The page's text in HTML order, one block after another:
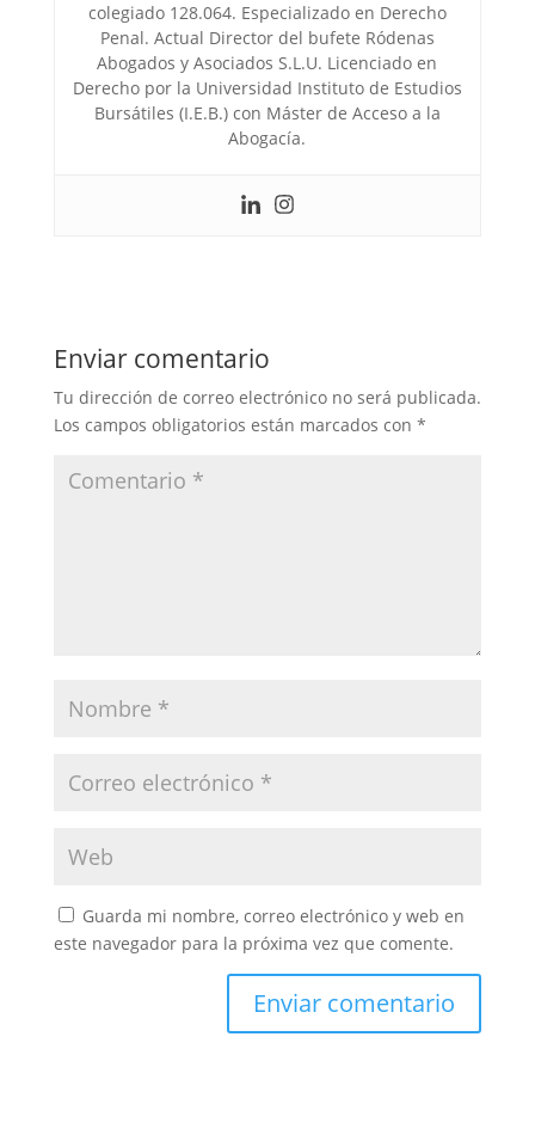
colegiado 128.064. Especializado en Derecho
Penal. Actual Director del bufete Ródenas
Abogados y Asociados S.L.U. Licenciado en
Derecho por la Universidad Instituto de Estudios
Bursátiles (I.E.B.) con Máster de Acceso a la
Abogacía.
Enviar comentario
Tu dirección de correo electrónico no será publicada.
Los campos obligatorios están marcados con *
Guarda mi nombre, correo electrónico y web en
este navegador para la próxima vez que comente.